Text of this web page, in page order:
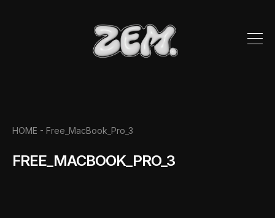
HOME - Free_MacBook_Pro_3
FREE_MACBOOK_PRO_3